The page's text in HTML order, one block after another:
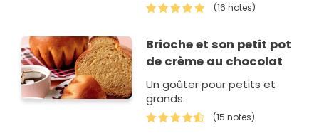
(16 notes)
Brioche et son petit pot
de crème au chocolat
Un goûter pour petits et
grands.
(15 notes)